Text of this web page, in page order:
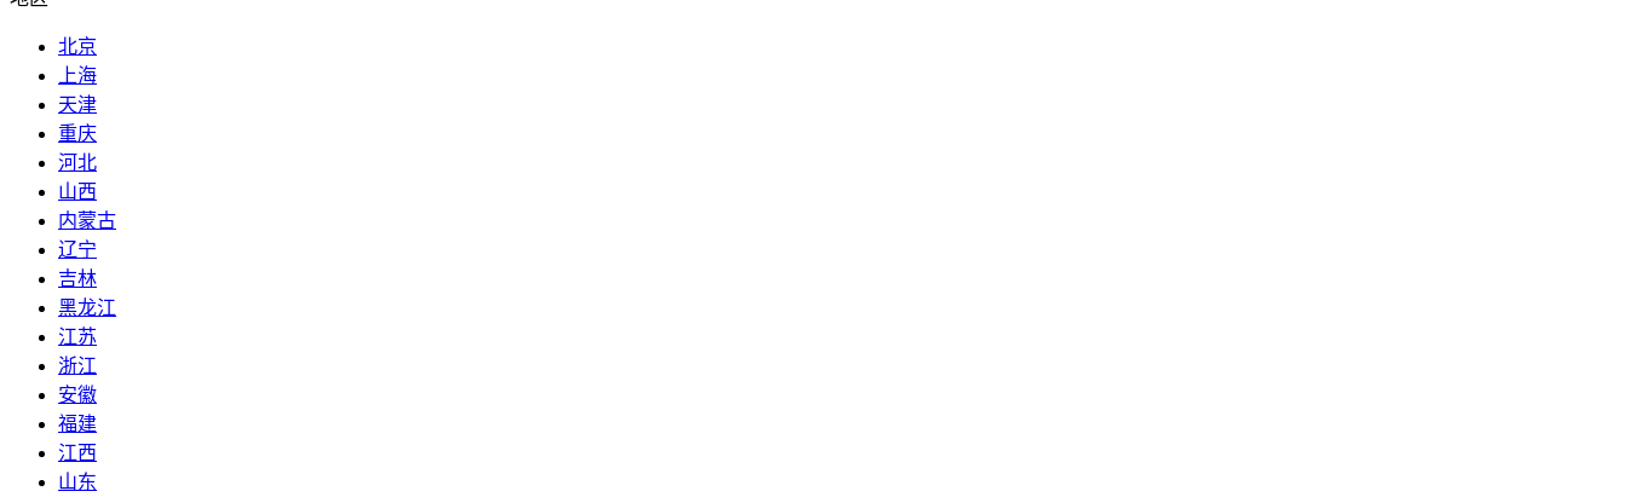
北京
上海
天津
重庆
河北
山西
内蒙古
辽宁
吉林
黑龙江
江苏
浙江
安徽
福建
江西
山东